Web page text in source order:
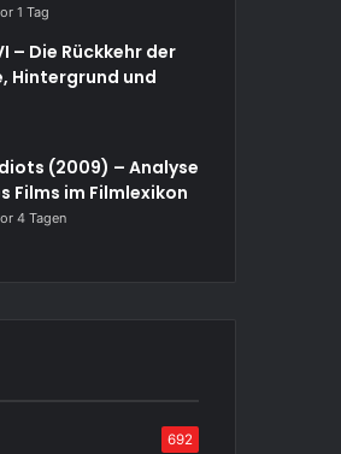
1 Tag
– Die Rückkehr der
Hintergrund und
(2009) – Analyse
Films im Filmlexikon
4 Tagen
692